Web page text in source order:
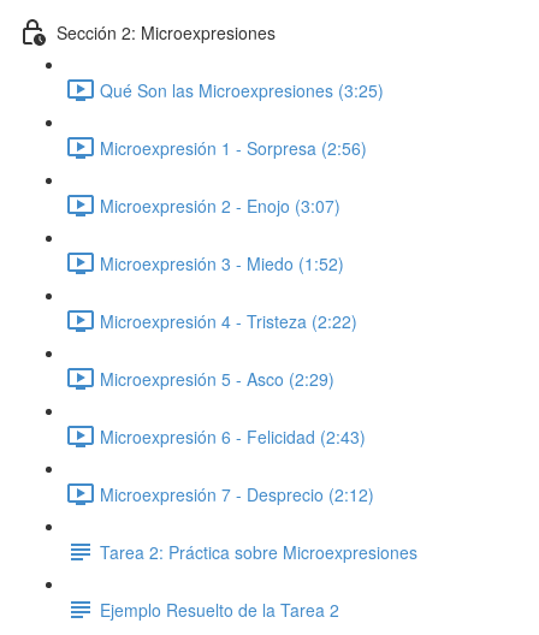
Sección 2: Microexpresiones
Qué Son las Microexpresiones (3:25)
Microexpresión 1 - Sorpresa (2:56)
Microexpresión 2 - Enojo (3:07)
Microexpresión 3 - Miedo (1:52)
Microexpresión 4 - Tristeza (2:22)
Microexpresión 5 - Asco (2:29)
Microexpresión 6 - Felicidad (2:43)
Microexpresión 7 - Desprecio (2:12)
Tarea 2: Práctica sobre Microexpresiones
Ejemplo Resuelto de la Tarea 2